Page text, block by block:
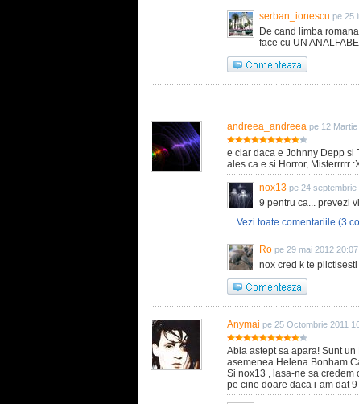
serban_ionescu pe 25
De cand limba
face cu UN
andreea_andreea pe 12
e clar daca e Johnny Depp si
ales ca e si Horror, Misterrrrr
nox13 pe 24 septembrie
9 pentru ca... prevezi
... Vezi toate comentariile (3
Ro pe 29 mai 2012 20:07
nox cred k te
Anymai pe 25 Octombrie 2011
Abia astept sa apara! Sunt
asemenea Helena Bonham
Si nox13 , lasa-ne sa credem
pe cine doare daca i-am dat